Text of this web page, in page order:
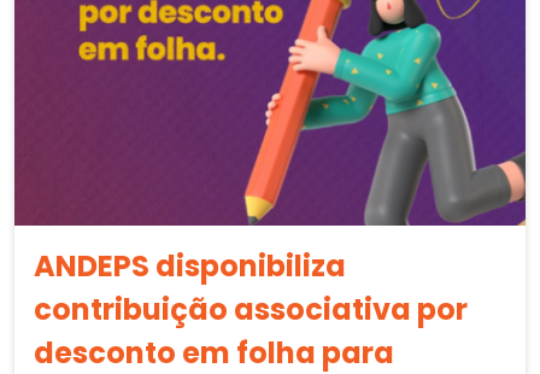
ANDEPS disponibiliza
contribuição associativa por
desconto em folha para